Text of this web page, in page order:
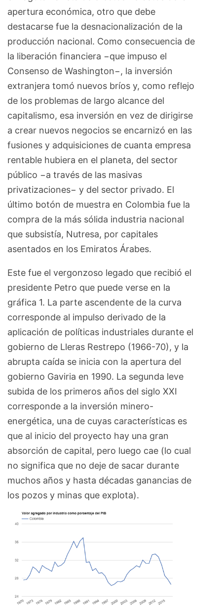
apertura económica, otro que debe
destacarse fue la desnacionalización de la
producción nacional. Como consecuencia de
la liberación financiera −que impuso el
Consenso de Washington−, la inversión
extranjera tomó nuevos bríos y, como reflejo
de los problemas de largo alcance del
capitalismo, esa inversión en vez de dirigirse
a crear nuevos negocios se encarnizó en las
fusiones y adquisiciones de cuanta empresa
rentable hubiera en el planeta, del sector
público −a través de las masivas
privatizaciones− y del sector privado. El
último botón de muestra en Colombia fue la
compra de la más sólida industria nacional
que subsistía, Nutresa, por capitales
asentados en los Emiratos Árabes.
Este fue el vergonzoso legado que recibió el
presidente Petro que puede verse en la
gráfica 1. La parte ascendente de la curva
corresponde al impulso derivado de la
aplicación de políticas industriales durante el
gobierno de Lleras Restrepo (1966-70), y la
abrupta caída se inicia con la apertura del
gobierno Gaviria en 1990. La segunda leve
subida de los primeros años del siglo XXI
corresponde a la inversión minero-
energética, una de cuyas características es
que al inicio del proyecto hay una gran
absorción de capital, pero luego cae (lo cual
no significa que no deje de sacar durante
muchos años y hasta décadas ganancias de
los pozos y minas que explota).